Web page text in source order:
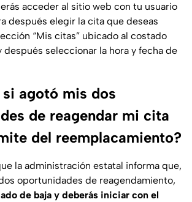
acceder al sitio web con tu usuario
después elegir la cita que deseas
“Mis citas” ubicado al costado
después seleccionar la hora y fecha de
si agotó mis dos
de reagendar mi cita
del reemplacamiento?
la administración estatal informa que,
oportunidades de reagendamiento,
de baja y deberás iniciar con el